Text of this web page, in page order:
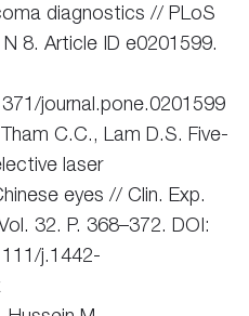
diagnostics // PLoS
8. Article ID e0201599.
journal.pone.0201599
C.C., Lam D.S. Five-
laser
eyes // Clin. Exp.
32. P. 368–372. DOI:
j.1442-